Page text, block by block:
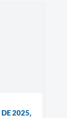
DE 2025,